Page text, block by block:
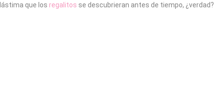
que los regalitos se descubrieran antes de tiempo, ¿verdad?